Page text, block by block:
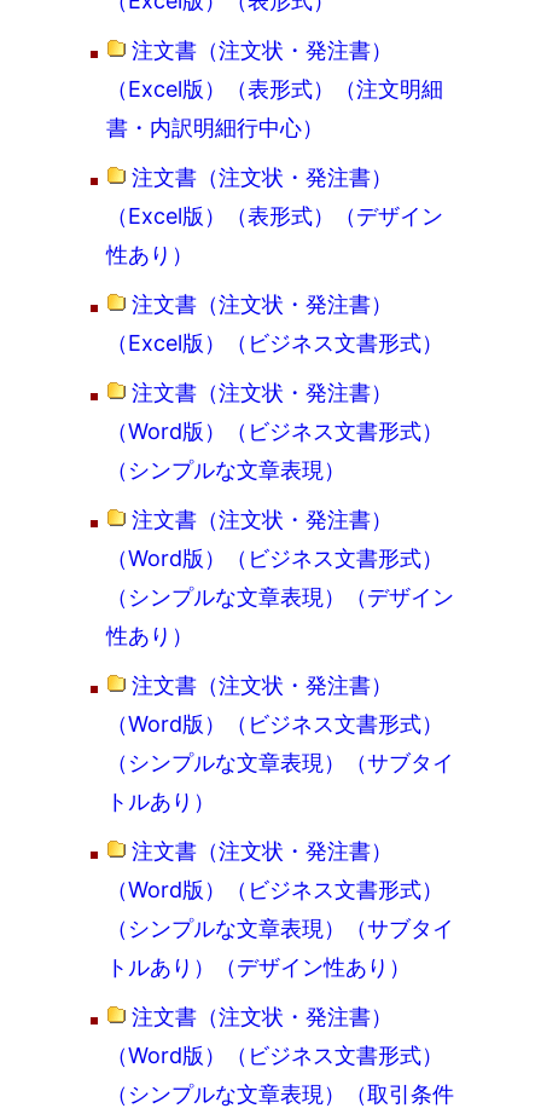
注文書（注文状・発注書）
（Excel版）（表形式）（注文明細
書・内訳明細行中心）
注文書（注文状・発注書）
（Excel版）（表形式）（デザイン
性あり）
注文書（注文状・発注書）
（Excel版）（ビジネス文書形式）
注文書（注文状・発注書）
（Word版）（ビジネス文書形式）
（シンプルな文章表現）
注文書（注文状・発注書）
（Word版）（ビジネス文書形式）
（シンプルな文章表現）（デザイン
性あり）
注文書（注文状・発注書）
（Word版）（ビジネス文書形式）
（シンプルな文章表現）（サブタイ
トルあり）
注文書（注文状・発注書）
（Word版）（ビジネス文書形式）
（シンプルな文章表現）（サブタイ
トルあり）（デザイン性あり）
注文書（注文状・発注書）
（Word版）（ビジネス文書形式）
（シンプルな文章表現）（取引条件